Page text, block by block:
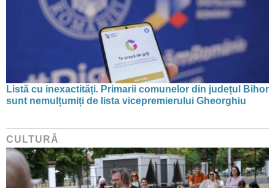
Listă cu inexactități. Primarii comunelor din județul Bihor
sunt nemulțumiți de lista vicepremierului Gheorghiu
CULTURĂ